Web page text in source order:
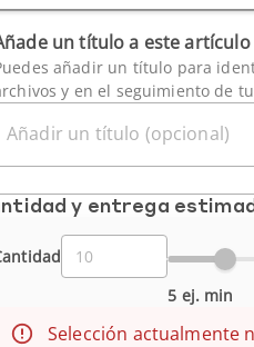
un título a este artículo
añadir un título para
y en el seguimiento de
Añadir un título (opcional)
y entrega
5 ej. min
Selección actualmente